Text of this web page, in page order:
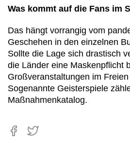
Was kommt auf die Fans im
Das hängt vorrangig vom
Geschehen in den einzelnen
Sollte die Lage sich drastisch
die Länder eine Maskenpflicht
Großveranstaltungen im
Sogenannte Geisterspiele
Maßnahmenkatalog.